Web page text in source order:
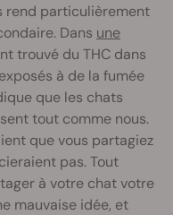
rend particulièrement
Dans une
trouvé du THC dans
à de la fumée
que les chats
tout comme nous.
que vous partagiez
pas. Tout
à votre chat votre
mauvaise idée, et